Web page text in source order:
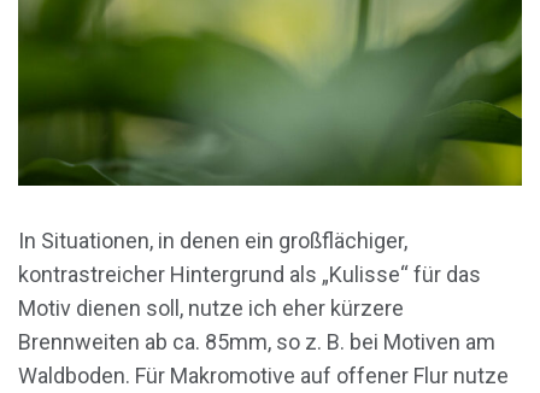
In Situationen, in denen ein großflächiger,
kontrastreicher Hintergrund als „Kulisse“ für das
Motiv dienen soll, nutze ich eher kürzere
Brennweiten ab ca. 85mm, so z. B. bei Motiven am
Waldboden. Für Makromotive auf offener Flur nutze